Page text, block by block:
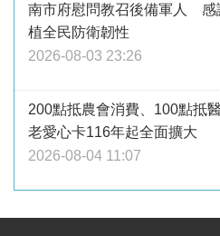
南市府慰問教召後備軍人 感
植全民防衛韌性
2026-08-03 23:26
200點抵農會消費、100點抵
老愛心卡116年起全面擴大
2026-08-04 11:07